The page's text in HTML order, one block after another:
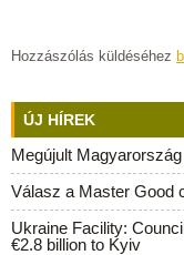
Hozzászólás küldéséhez
ÚJ HÍREK
Megújult
Válasz a Master Good
Ukraine Facility:
€2.8 billion to Kyiv